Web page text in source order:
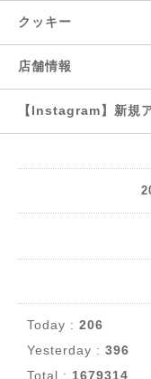
クッキー
店舗情報
【Instagram】新規
Today : 206
Yesterday : 396
Total : 1679314